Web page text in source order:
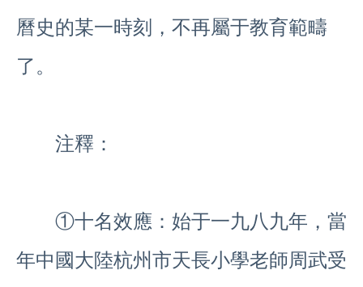
曆史的某一時刻，不再屬于教育範疇
了。
注釋：
①十名效應：始于一九八九年，當
年中國大陸杭州市天長小學老師周武受